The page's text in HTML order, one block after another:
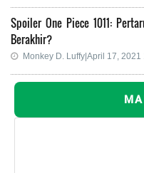
Spoiler One Piece 1011:
Berakhir?
Monkey D. Luffy|April 17, 2021